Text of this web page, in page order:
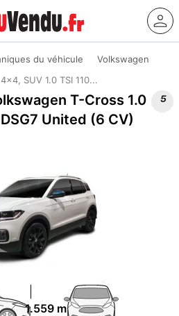
du véhicule
Volkswagen
4x4, SUV 1.0 TSI 110...
T-Cross 1.0
United (6 CV)

1.559 m